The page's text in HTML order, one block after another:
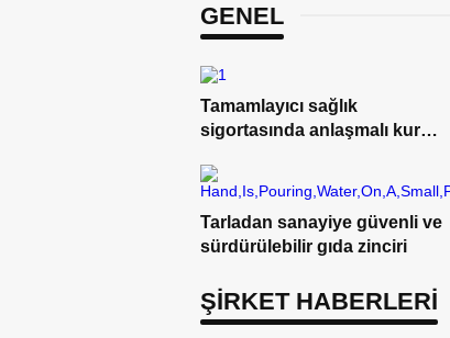
GENEL
Tamamlayıcı sağlık
sigortasında anlaşmalı kurum
Tarladan sanayiye güvenli ve
sürdürülebilir gıda zinciri
ŞİRKET HABERLERİ